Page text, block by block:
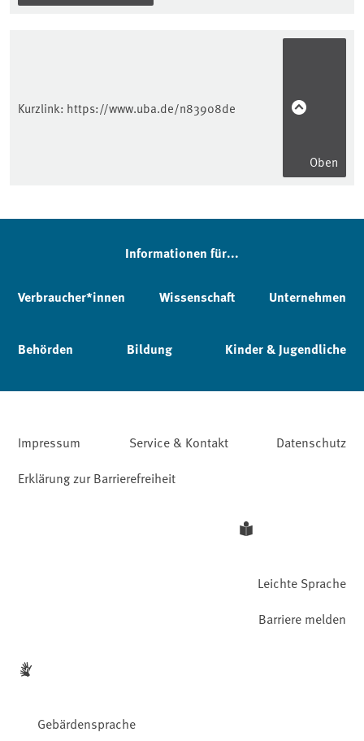
Kurzlink: https://www.uba.de/n83908de
Oben
Informationen für...
Verbraucher*innen Wissenschaft Unternehmen
Behörden Bildung Kinder & Jugendliche
Impressum Service & Kontakt
Datenschutz
Erklärung zur Barrierefreiheit
Leichte Sprache
Gebärdensprache
Barriere melden